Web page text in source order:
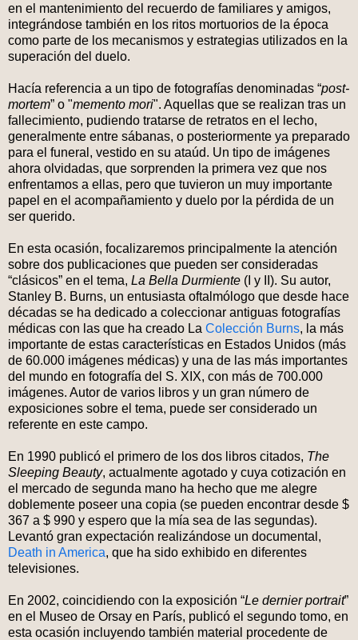
en el mantenimiento del recuerdo de familiares y amigos,
integrándose también en los ritos mortuorios de la época
como parte de los mecanismos y estrategias utilizados en la
superación del duelo.
Hacía referencia a un tipo de fotografías denominadas “post-
mortem” o "memento mori". Aquellas que se realizan tras un
fallecimiento, pudiendo tratarse de retratos en el lecho,
generalmente entre sábanas, o posteriormente ya preparado
para el funeral, vestido en su ataúd. Un tipo de imágenes
ahora olvidadas, que sorprenden la primera vez que nos
enfrentamos a ellas, pero que tuvieron un muy importante
papel en el acompañamiento y duelo por la pérdida de un
ser querido.
En esta ocasión, focalizaremos principalmente la atención
sobre dos publicaciones que pueden ser consideradas
“clásicos” en el tema, La Bella Durmiente (I y II). Su autor,
Stanley B. Burns, un entusiasta oftalmólogo que desde hace
décadas se ha dedicado a coleccionar antiguas fotografías
médicas con las que ha creado La Colección Burns, la más
importante de estas características en Estados Unidos (más
de 60.000 imágenes médicas) y una de las más importantes
del mundo en fotografía del S. XIX, con más de 700.000
imágenes. Autor de varios libros y un gran número de
exposiciones sobre el tema, puede ser considerado un
referente en este campo.
En 1990 publicó el primero de los dos libros citados, The
Sleeping Beauty, actualmente agotado y cuya cotización en
el mercado de segunda mano ha hecho que me alegre
doblemente poseer una copia (se pueden encontrar desde $
367 a $ 990 y espero que la mía sea de las segundas).
Levantó gran expectación realizándose un documental,
Death in America, que ha sido exhibido en diferentes
televisiones.
En 2002, coincidiendo con la exposición “Le dernier portrait”
en el Museo de Orsay en París, publicó el segundo tomo, en
esta ocasión incluyendo también material procedente de